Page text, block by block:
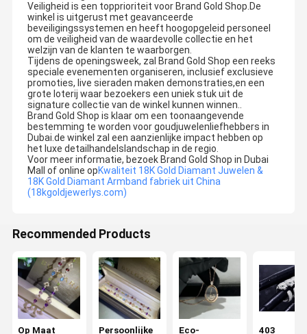
Veiligheid is een topprioriteit voor Brand Gold Shop.De
winkel is uitgerust met geavanceerde
beveiligingssystemen en heeft hoogopgeleid personeel
om de veiligheid van de waardevolle collectie en het
welzijn van de klanten te waarborgen.
Tijdens de openingsweek, zal Brand Gold Shop een reeks
speciale evenementen organiseren, inclusief exclusieve
promoties, live sieraden maken demonstraties,en een
grote loterij waar bezoekers een uniek stuk uit de
signature collectie van de winkel kunnen winnen..
Brand Gold Shop is klaar om een toonaangevende
bestemming te worden voor goudjuwelenliefhebbers in
Dubai.de winkel zal een aanzienlijke impact hebben op
het luxe detailhandelslandschap in de regio.
Voor meer informatie, bezoek Brand Gold Shop in Dubai
Mall of online opKwaliteit 18K Gold Diamant Juwelen &
18K Gold Diamant Armband fabriek uit China
(18kgoldjewerlys.com)
Recommended Products
Op Maat Persoonlijke Eco- 403